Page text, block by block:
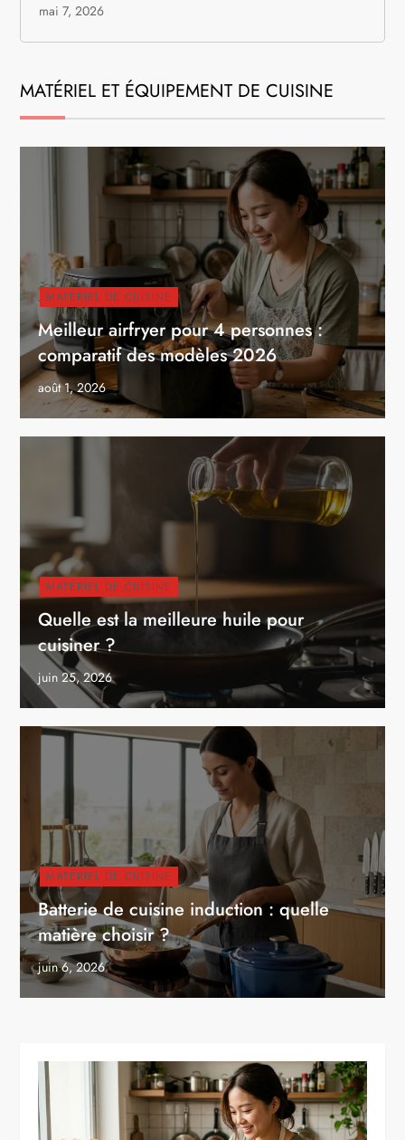
mai 7, 2026
MATÉRIEL ET ÉQUIPEMENT DE CUISINE
MATÉRIEL DE CUISINE
Meilleur airfryer pour 4 personnes :
comparatif des modèles 2026
août 1, 2026
MATÉRIEL DE CUISINE
Quelle est la meilleure huile pour
cuisiner ?
juin 25, 2026
MATÉRIEL DE CUISINE
Batterie de cuisine induction : quelle
matière choisir ?
juin 6, 2026